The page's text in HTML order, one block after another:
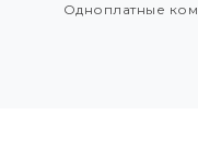
Одноплатные